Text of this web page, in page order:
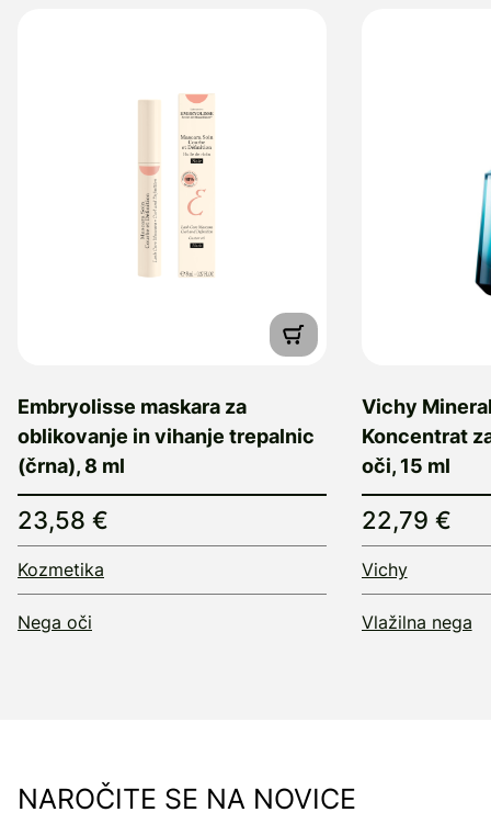
Embryolisse maskara za
oblikovanje in vihanje trepalnic
(črna), 8 ml
23,58 €
Kozmetika
Nega oči
Vichy
Koncentrat
oči, 15 ml
22,79 €
Vichy
Vlažilna nega
NAROČITE SE NA NOVICE